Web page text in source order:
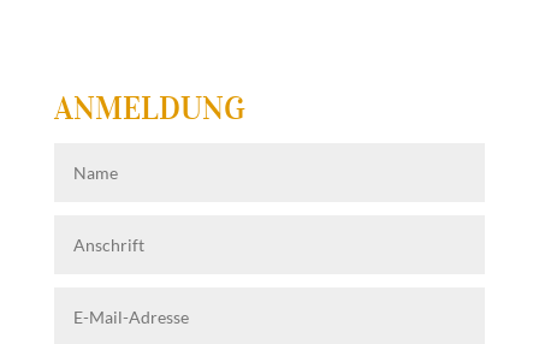
ANMELDUNG